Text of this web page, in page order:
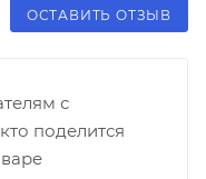
ОСТАВИТЬ ОТЗЫВ
с
поделится